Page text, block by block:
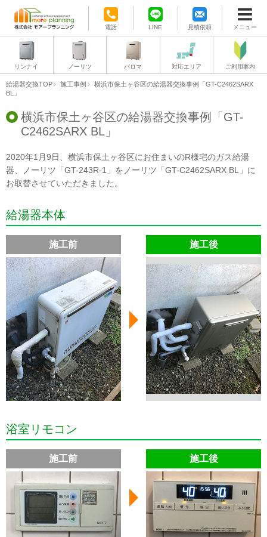
電話 LINE 見積依頼 メニュー
リンナイ ノーリツ パロマ 対応エリア ご利用案内
給湯器交換TOP 施工事例
横浜市保土ヶ谷区の給湯器交換事例「GT-C2462SARX
BL」
横浜市保土ヶ谷区の給湯器交換事例「GT-
C2462SARX BL」
2020年1月9日、横浜市保土ヶ谷区にお住まいのR様宅のガス給湯
器、ノーリツ「GT-243R-1」をノーリツ「GT-C2462SARX BL」に
お取替させていただきました。
給湯器本体
施工前 施工後
浴室リモコン
施工前 施工後